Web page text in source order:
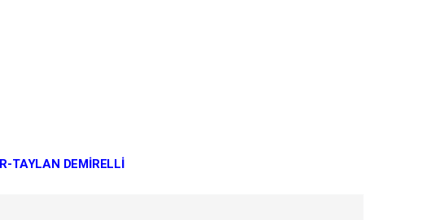
TAYLAN DEMİRELLİ